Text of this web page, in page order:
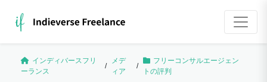
インディバースフリ
ーランス
/
メデ
ィア
/
フリーコンサルエージェン
トの評判